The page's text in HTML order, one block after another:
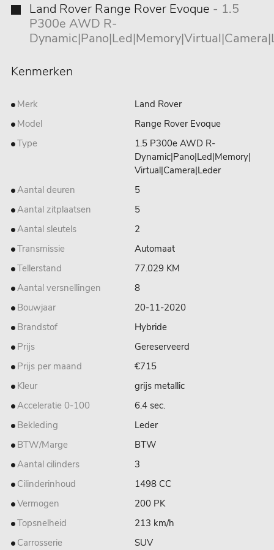
Land Rover Range Rover Evoque - 1.5
P300e AWD R-
Kenmerken
Merk
Land Rover
Model
Range Rover Evoque
Type
1.5 P300e AWD R-
Dynamic|Pano|Led|Memory|
Virtual|Camera|Leder
Aantal deuren
5
Aantal zitplaatsen
5
Aantal sleutels
2
Transmissie
Automaat
Tellerstand
77.029 KM
Aantal versnellingen
8
Bouwjaar
20-11-2020
Brandstof
Hybride
Prijs
Gereserveerd
Prijs per maand
€715
Kleur
grijs metallic
Acceleratie 0-100
6.4 sec.
Bekleding
Leder
BTW/Marge
BTW
Aantal cilinders
3
Cilinderinhoud
1498 CC
Vermogen
200 PK
Topsnelheid
213 km/h
Carrosserie
SUV